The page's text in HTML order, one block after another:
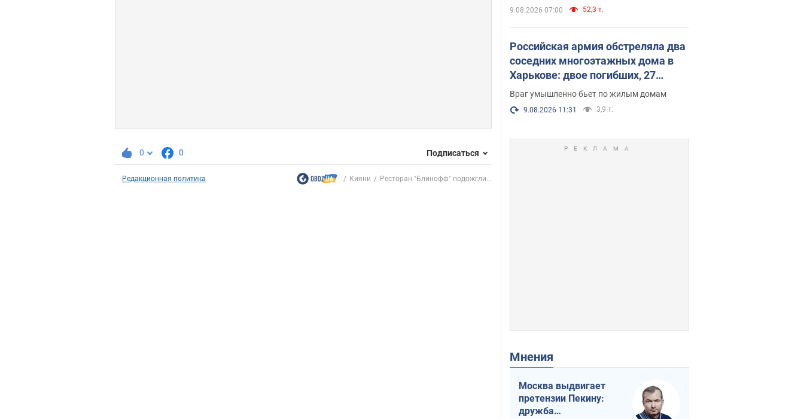
0 0 Подписаться
Редакционная политика Кияни Ресторан "Блинофф" подожгли...
9.08.2026 07:00 52,3 т.
Российская армия обстреляла два
соседних многоэтажных дома в
Харькове: двое погибших, 27
пострадавших
Враг умышленно бьет по жилым домам
9.08.2026 11:31 3,9 т.
Мнения
Москва выдвигает
претензии Пекину:
дружба